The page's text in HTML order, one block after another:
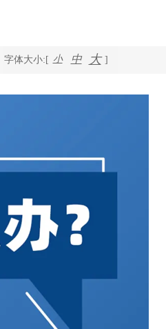
字体大小:[ 小 中 大 ]